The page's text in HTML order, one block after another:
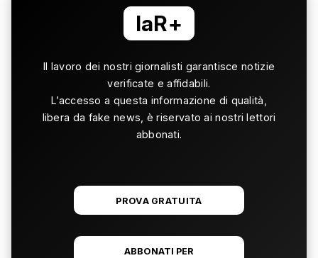
laR+
Il lavoro dei nostri giornalisti garantisce notizie
verificate e affidabili.
L’accesso a questa informazione di qualità,
libera da fake news, è riservato ai nostri lettori
abbonati.
PROVA GRATUITA
ABBONATI PER